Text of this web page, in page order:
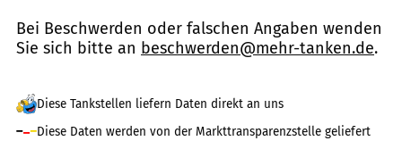
Bei Beschwerden oder falschen Angaben wenden
Sie sich bitte an beschwerden@mehr-tanken.de.
Diese Tankstellen liefern Daten direkt an uns
Diese Daten werden von der Markttransparenzstelle geliefert